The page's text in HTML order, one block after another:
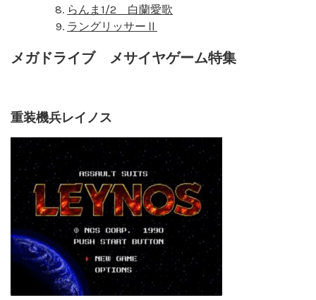
らんま1/2 白蘭愛歌
ラングリッサーⅡ
メガドライブ メサイヤゲーム特集
重装機兵レイノス